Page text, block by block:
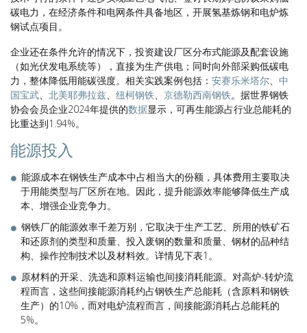
碳电力，在经济条件和电网条件具备地区，开展氢基炼钢和电炉炼
钢试点项目。
企业还在条件允许的情况下，投资建设厂区分布式能源及配套设施
（如光伏发电系统等），直接为生产供电；同时向外部采购低碳电
力，整体降低用能碳强度。相关实践案例包括： 安赛乐米塔尔、 中
国宝武、 北美耶弗拉兹、 纽柯钢铁、 京德勒西南钢铁。据世界钢铁
协会会员企业2024年提供的数据显示，可再生能源占行业总能耗的
比重达到1.94%。
能源投入
能源成本在钢铁生产成本中占相当大的份额，具体费用主要取决
于用能类型与厂区所在地。因此，提升能源效率能够降低生产成
本、增强企业竞争力。
钢铁厂的能源效率千差万别，它取决于生产工艺、所用的铁矿石
和还原剂的类型和质量、投入废钢的数量和质量、钢材的品种结
构、操作控制技术以及材料效。详情见下表1。
原材料的开采、洗选和原料运输也间接消耗能源。对高炉-转炉流
程而言，这些间接能源消耗约占钢铁生产总能耗（含原料和钢铁
生产）的10%，而对电炉流程而言，间接能源消耗占总能耗的
5%。